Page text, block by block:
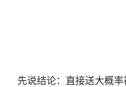
先说结论：直接送大概